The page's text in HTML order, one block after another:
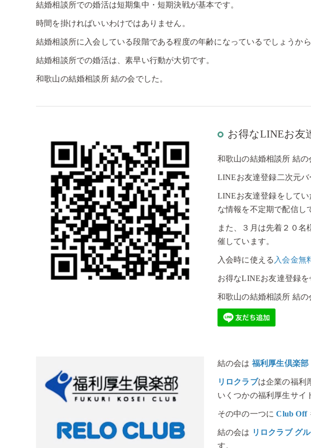
結婚相談所での婚活は短期集中・短期決戦が基本です。
時間を掛ければいいわけではありません。
結婚相談所に入会している段階である程度の年齢になっているでしょうから
結婚相談所での婚活は、素早い行動が大切です。
和歌山の結婚相談所 結の会でした。
お得なLINEお友
和歌山の結婚相談所 結の
LINEお友達登録二次元バ
LINEお友達登録をして
な情報を不定期で配信し
また、３月は先着２０名
催しています。
入会時に使える 入会金無
お得なLINEお友達登録を
和歌山の結婚相談所 結の
結の会は 福利厚生倶楽
リロクラブは企業の福利
いくつかの福利厚生サイ
その中の一つにClub Off
結の会は リロクラブ グ
す。